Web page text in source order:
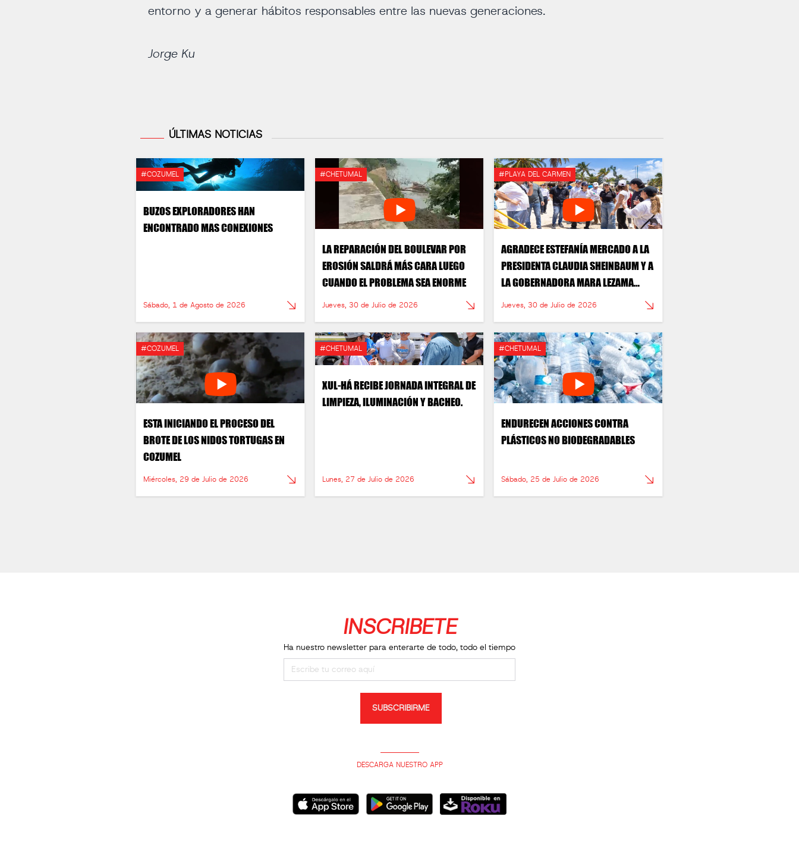
entorno y a generar hábitos responsables entre las nuevas generaciones.
Jorge Ku
ÚLTIMAS NOTICIAS
#COZUMEL
BUZOS EXPLORADORES HAN
ENCONTRADO MAS CONEXIONES
Sábado, 1 de Agosto de 2026
#CHETUMAL
LA REPARACIÓN DEL BOULEVAR POR
EROSIÓN SALDRÁ MÁS CARA LUEGO
CUANDO EL PROBLEMA SEA ENORME
Jueves, 30 de Julio de 2026
#PLAYA DEL CARMEN
AGRADECE ESTEFANÍA MERCADO A LA
PRESIDENTA CLAUDIA SHEINBAUM Y A
LA GOBERNADORA MARA LEZAMA
RESPALDO HISTÓRICO PARA LA
Jueves, 30 de Julio de 2026
#COZUMEL
ESTA INICIANDO EL PROCESO DEL
BROTE DE LOS NIDOS TORTUGAS EN
COZUMEL
Miércoles, 29 de Julio de 2026
#CHETUMAL
XUL-HÁ RECIBE JORNADA INTEGRAL DE
LIMPIEZA, ILUMINACIÓN Y BACHEO.
Lunes, 27 de Julio de 2026
#CHETUMAL
ENDURECEN ACCIONES CONTRA
PLÁSTICOS NO BIODEGRADABLES
Sábado, 25 de Julio de 2026
INSCRIBETE
Ha nuestro newsletter para enterarte de todo, todo el tiempo
SUBSCRIBIRME
DESCARGA NUESTRO APP